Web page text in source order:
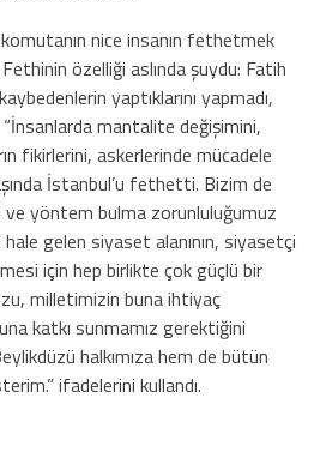
nice insanın fethetmek
özelliği aslında şuydu: Fatih
yaptıklarını yapmadı,
mantalite değişimini,
fikirlerini, askerlerinde mücadele
İstanbul’u fethetti. Bizim de
yöntem bulma zorunluluğumuz
gelen siyaset alanının, siyasetçi
için hep birlikte çok güçlü bir
milletimizin buna ihtiyaç
katkı sunmamız gerektiğini
halkımıza hem de bütün
ifadelerini kullandı.